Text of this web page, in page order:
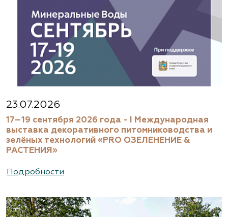
23.07.2026
17–19 сентября 2026 года - I Международная
выставка декоративного питомниководства и
зелёных технологий «PRO ОЗЕЛЕНЕНИЕ &
РАСТЕНИЯ»
Подробности